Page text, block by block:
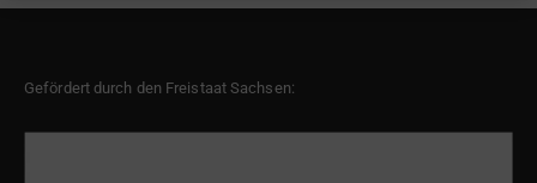
Gefördert durch den Freistaat Sachsen: